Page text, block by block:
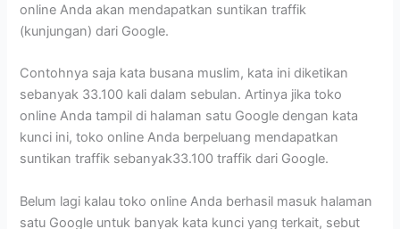
online Anda akan mendapatkan suntikan traffik
(kunjungan) dari Google.
Contohnya saja kata busana muslim, kata ini diketikan
sebanyak 33.100 kali dalam sebulan. Artinya jika toko
online Anda tampil di halaman satu Google dengan kata
kunci ini, toko online Anda berpeluang mendapatkan
suntikan traffik sebanyak33.100 traffik dari Google.
Belum lagi kalau toko online Anda berhasil masuk halaman
satu Google untuk banyak kata kunci yang terkait, sebut